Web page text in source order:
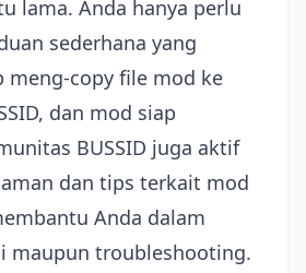
lama. Anda hanya perlu
sederhana yang
meng-copy file mod ke
dan mod siap
BUSSID juga aktif
dan tips terkait mod
Anda dalam
maupun troubleshooting.